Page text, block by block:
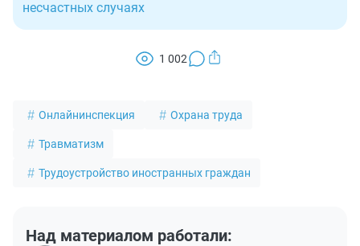
несчастных случаях
1 002
Онлайнинспекция Охрана труда
Травматизм
Трудоустройство иностранных граждан
Над материалом работали: